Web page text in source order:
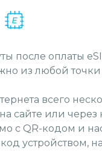
после оплаты
из любой
всего
сайте или
с QR-кодом и
устройством,